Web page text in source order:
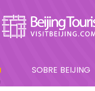
SOBRE BEIJING